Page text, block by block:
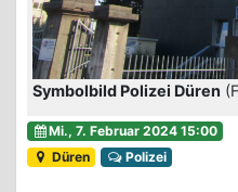
Symbolbild Polizei Düren
Mi., 7. Februar 2024 15:00
Düren
Polizei